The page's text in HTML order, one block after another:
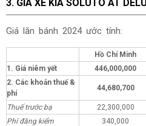
3. GIÁ XE KIA SOLUTO AT
Giá lăn bánh 2024 ước tính:
Hồ Chí Minh
1. Giá niêm yết
446,000,000
2. Các khoản thuế &
phí
44,680,700
Thuế trước bạ 22,300,000
Phí đăng kiểm
340,000